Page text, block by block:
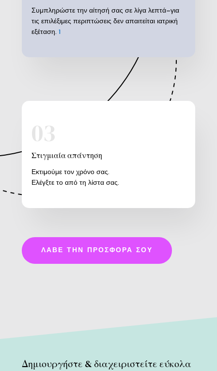
Συμπληρώστε την αίτησή σας σε λίγα λεπτά—για
τις επιλέξιμες περιπτώσεις δεν απαιτείται ιατρική
εξέταση. 1
03
Στιγμιαία απάντηση
Εκτιμούμε τον χρόνο σας.
Ελέγξτε το από τη λίστα σας.
ΛΆΒΕ ΤΗΝ ΠΡΟΣΦΟΡΆ ΣΟΥ
Δημιουργήστε & διαχειριστείτε εύκολα